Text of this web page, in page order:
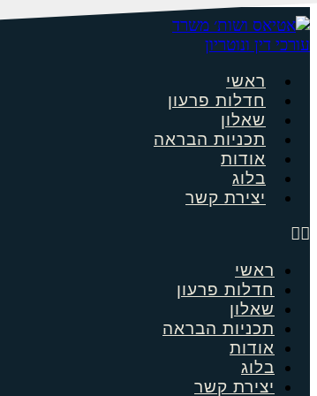
דלג
לתוכן
ראשי
חדלות פרעון
שאלון
תכניות הבראה
אודות
בלוג
יצירת קשר
ראשי
חדלות פרעון
שאלון
תכניות הבראה
אודות
בלוג
יצירת קשר